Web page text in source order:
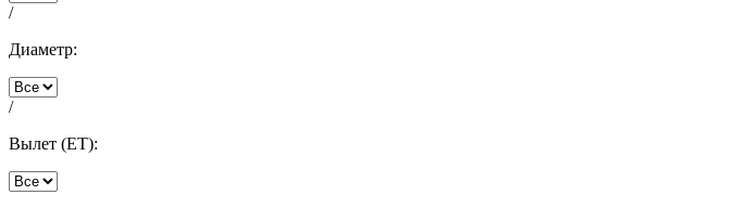
/
Диаметр:
/
Вылет (ET):